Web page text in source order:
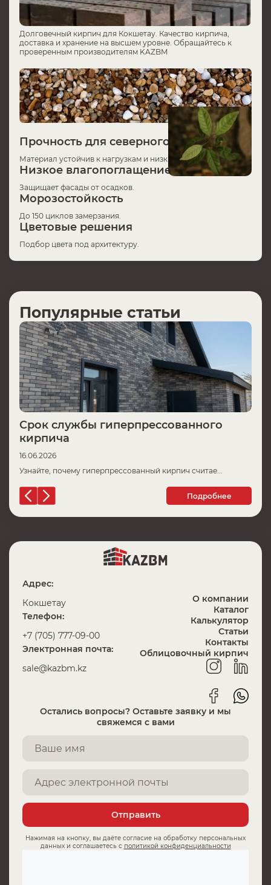
Долговечный кирпич для Кокшетау. Качество кирпича,
доставка и хранение на высшем уровне. Обращайтесь к
проверенным производителям KAZBM
Прочность для северного климата
Материал устойчив к нагрузкам и низким температурам.
Низкое влагопоглащение
Защищает фасады от осадков.
Морозостойкость
До 150 циклов замерзания.
Цветовые решения
Подбор цвета под архитектуру.
Популярные статьи
Срок службы гиперпрессованного
кирпича
16.06.2026
Узнайте, почему гиперпрессованный кирпич считае...
Подробнее
Адрес:
Кокшетау
Телефон:
+7 (705) 777-09-00
Электронная почта:
sale@kazbm.kz
О компании
Каталог
Калькулятор
Статьи
Контакты
Облицовочный кирпич
Остались вопросы? Оставьте заявку и мы
свяжемся с вами
Отправить
Нажимая на кнопку, вы даёте согласие на обработку персональных
данных и соглашаетесь с политикой конфиденциальности